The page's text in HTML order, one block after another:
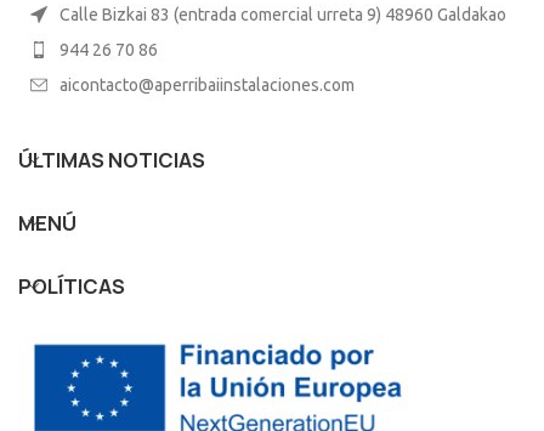
Calle Bizkai 83 (entrada comercial urreta 9) 48960 Galdakao
944 26 70 86
aicontacto@aperribaiinstalaciones.com
ÚLTIMAS NOTICIAS
MENÚ
POLÍTICAS